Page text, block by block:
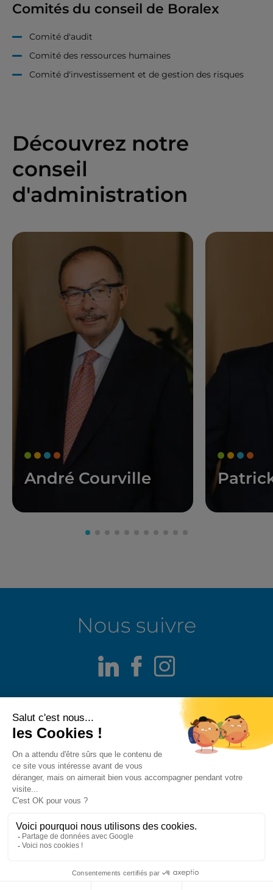
Comités du conseil de Boralex
Comité d'audit
Comité des ressources humaines
Comité d'investissement et de gestion des risques
Découvrez notre
conseil
d'administration
André Courville
Nous suivre
LinkedIn
Facebook
Instagram
Alerte fraude
Politique de confidentialité
Politique des cookies